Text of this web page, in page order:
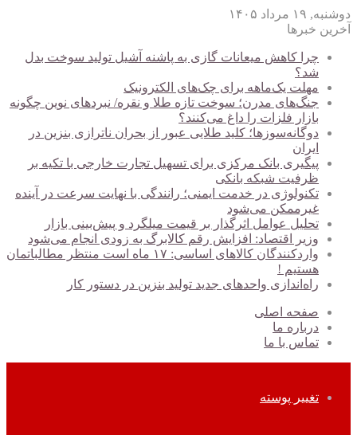
دوشنبه, ۱۹ مرداد ۱۴۰۵
آخرین خبرها
چرا کاهش میعانات گازی به پاشنه آشیل تولید سوخت بدل
شد؟
مهلت یک‌ماهه برای چک‌های الکترونیک
جنگ‌های مدرن؛ سوخت تازه طلا و نقره/ نبردهای نوین چگونه
بازار فلزات را داغ می‌کنند؟
دوگانه‌سوزها؛ کلید طلایی عبور از بحران ناترازی بنزین در
ایران
پیگیری بانک مرکزی برای تسهیل تجارت خارجی با تکیه بر
ظرفیت شبکه بانکی
تکنولوژی در خدمت ایمنی؛ رانندگی با نهایت سرعت در آینده
غیرممکن می‌شود
تحلیل عوامل اثرگذار بر قیمت میلگرد و پیش‌بینی بازار
وزیر اقتصاد: افزایش رقم کالابرگ به زودی انجام می‌شود
واردکنندگان کالاهای اساسی: ۱۷ ماه است منتظر مطالباتمان
هستیم !
راه‌اندازی واحدهای جدید تولید بنزین در دستور کار
صفحه اصلی
درباره ما
تماس با ما
تغییر پوسته